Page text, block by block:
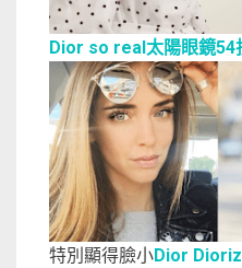
Dior so real太陽眼鏡54
特別顯得臉小Dior